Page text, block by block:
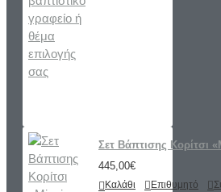
Σετ Βάπτισης Κορίτσι
445,00€
Καλάθι Επιθυμητό